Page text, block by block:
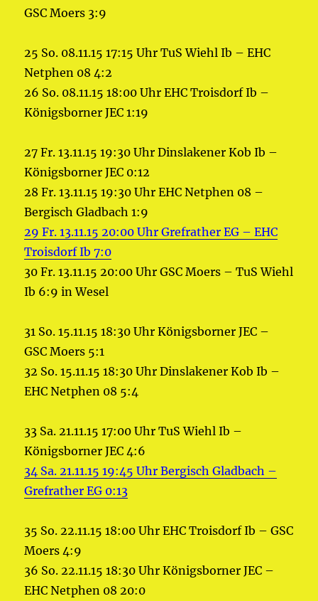
GSC Moers 3:9
25 So. 08.11.15 17:15 Uhr TuS Wiehl Ib – EHC
Netphen 08 4:2
26 So. 08.11.15 18:00 Uhr EHC Troisdorf Ib –
Königsborner JEC 1:19
27 Fr. 13.11.15 19:30 Uhr Dinslakener Kob Ib –
Königsborner JEC 0:12
28 Fr. 13.11.15 19:30 Uhr EHC Netphen 08 –
Bergisch Gladbach 1:9
29 Fr. 13.11.15 20:00 Uhr Grefrather EG – EHC
Troisdorf Ib 7:0
30 Fr. 13.11.15 20:00 Uhr GSC Moers – TuS Wiehl
Ib 6:9 in Wesel
31 So. 15.11.15 18:30 Uhr Königsborner JEC –
GSC Moers 5:1
32 So. 15.11.15 18:30 Uhr Dinslakener Kob Ib –
EHC Netphen 08 5:4
33 Sa. 21.11.15 17:00 Uhr TuS Wiehl Ib –
Königsborner JEC 4:6
34 Sa. 21.11.15 19:45 Uhr Bergisch Gladbach –
Grefrather EG 0:13
35 So. 22.11.15 18:00 Uhr EHC Troisdorf Ib – GSC
Moers 4:9
36 So. 22.11.15 18:30 Uhr Königsborner JEC –
EHC Netphen 08 20:0